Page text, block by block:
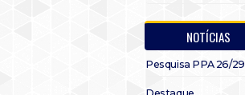
NOTÍCIAS
Pesquisa PPA 26/29